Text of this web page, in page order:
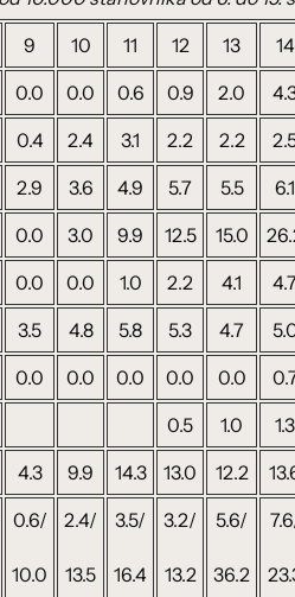
9 10 11 12 13
14
0.0 0.0 0.6 0.9 2.0
0.4 2.4 3.1 2.2 2.2
2.9 3.6 4.9 5.7 5.5
6.1
0.0 3.0 9.9 12.5 15.0
0.0 0.0 1.0 2.2 4.1
3.5 4.8 5.8 5.3 4.7
0.0 0.0 0.0 0.0 0.0
0.5 1.0
1.3
4.3 9.9 14.3 13.0 12.2
0.6/
10.0
2.4/
13.5
3.5/
16.4
3.2/
13.2
5.6/
36.2